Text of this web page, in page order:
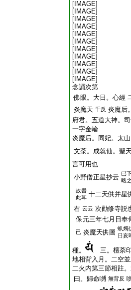
[IMAGE]
[IMAGE]
[IMAGE]
[IMAGE]
[IMAGE]
[IMAGE]
[IMAGE]
[IMAGE]
[IMAGE]
[IMAGE]
[IMAGE]
念誦次第
佛眼。大日。心經
炎魔天 千反 炎魔后
府君。五道大神。
一字金輪
炎魔后。同妃。太
文荼。成就仙。聖
言可用也
小野僧正星抄云 已
略
故書
此耳 十二天供并星
右 云云 次勸修寺説
保元三年七月日
已 炎魔天供圖 蝋燭
日亥
種。
三。檀荼
地相背入月。二空
二火内第三節相跓
曰。歸命嚩 無背反